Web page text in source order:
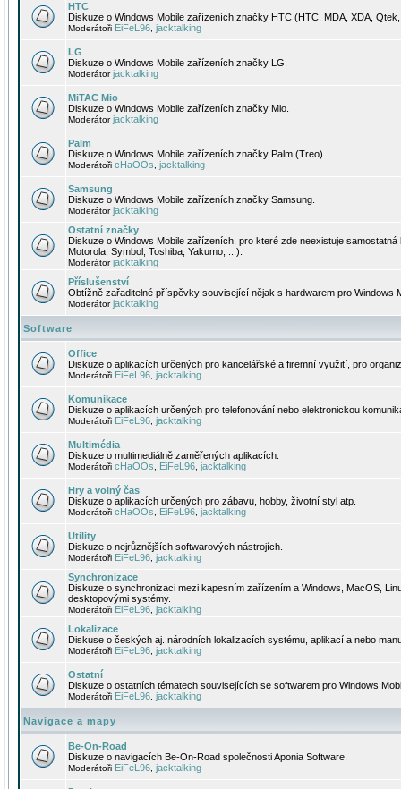
HTC
Diskuze o Windows Mobile zařízeních značky HTC (HTC, MDA, XDA,
Moderátoři EiFeL96 jacktalking
LG
Diskuze o Windows Mobile zařízeních značky LG.
Moderátorjacktalking
MiTAC Mio
Diskuze o Windows Mobile zařízeních značky Mio.
Moderátorjacktalking
Palm
Diskuze o Windows Mobile zařízeních značky Palm (Treo).
Moderátoři cHaOOs jacktalking
Samsung
Diskuze o Windows Mobile zařízeních značky Samsung.
Moderátorjacktalking
Ostatní značky
Diskuze o Windows Mobile zařízeních, pro které zde neexistuje
Motorola, Symbol, Toshiba, Yakumo, ...).
Moderátorjacktalking
Příslušenství
Obtížně zařaditelné příspěvky související nějak s hardwarem pro Windows
Moderátorjacktalking
Software
Office
Diskuze o aplikacích určených pro kancelářské a firemní využití, pro
Moderátoři EiFeL96 jacktalking
Komunikace
Diskuze o aplikacích určených pro telefonování nebo elektronickou
Moderátoři EiFeL96 jacktalking
Multimédia
Diskuze o multimediálně zaměřených aplikacích.
Moderátoři cHaOOs EiFeL96 jacktalking
Hry a volný čas
Diskuze o aplikacích určených pro zábavu, hobby, životní styl atp.
Moderátoři cHaOOs EiFeL96 jacktalking
Utility
Diskuze o nejrůznějších softwarových nástrojích.
Moderátoři EiFeL96 jacktalking
Synchronizace
Diskuze o synchronizaci mezi kapesním zařízením a Windows, MacOS,
desktopovými systémy.
Moderátoři EiFeL96 jacktalking
Lokalizace
Diskuse o českých aj. národních lokalizacích systému, aplikací a nebo
Moderátoři EiFeL96 jacktalking
Ostatní
Diskuze o ostatních tématech souvisejících se softwarem pro Windows
Moderátoři EiFeL96 jacktalking
Navigace a mapy
Be-On-Road
Diskuze o navigacích Be-On-Road společnosti Aponia Software.
Moderátoři EiFeL96 jacktalking